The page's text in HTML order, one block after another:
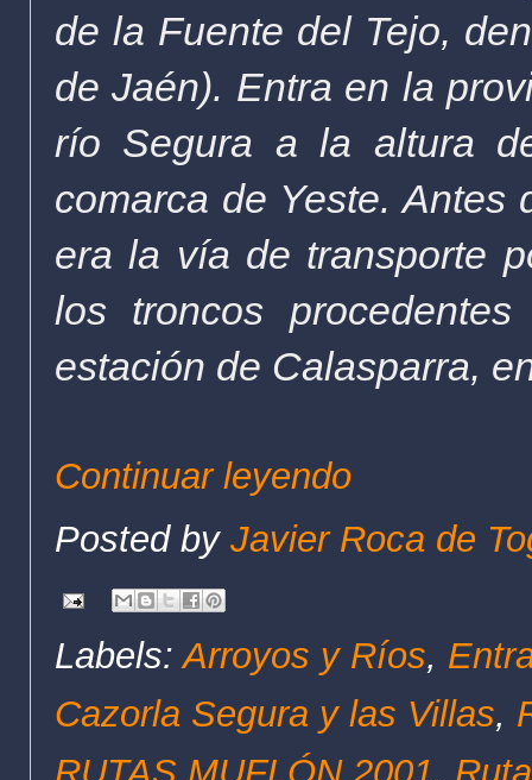
de la Fuente del Tejo,
de Jaén). Entra en la
río Segura a la altura
comarca de Yeste.
era la vía de transporte
los troncos
estación de Calasparra,
Continuar leyendo
Posted by Javier Roca de
Labels:Arroyos y Ríos,
Cazorla Segura y las Villas,